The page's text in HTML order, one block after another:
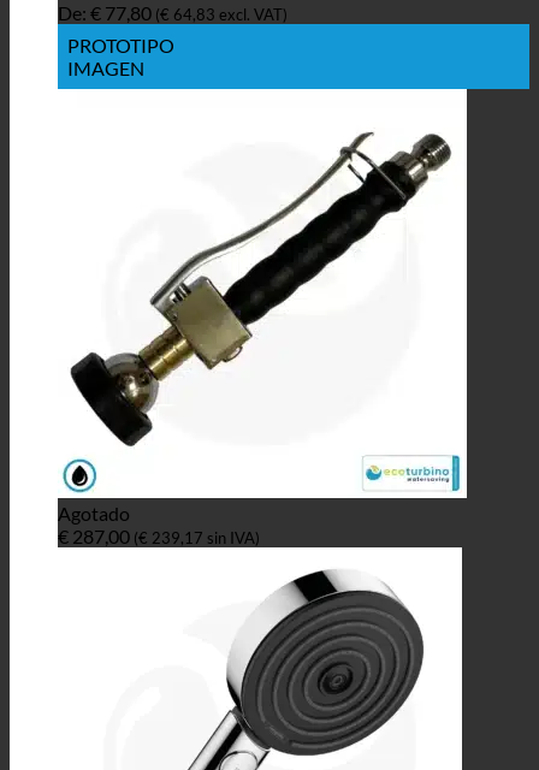
De: € 77,80 (€ 64,83 excl. VAT)
PROTOTIPO
IMAGEN
Agotado
€ 287,00 (€ 239,17 sin IVA)